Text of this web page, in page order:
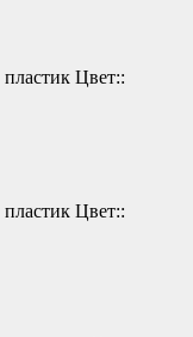
опалубки
елочка,
их
Качество
не должны
пластик Цвет::
пластик Цвет::